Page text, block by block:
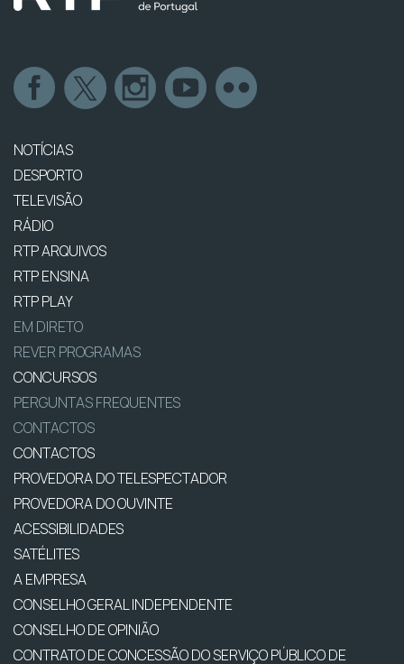
NOTÍCIAS
DESPORTO
TELEVISÃO
RÁDIO
RTP ARQUIVOS
RTP ENSINA
RTP PLAY
EM DIRETO
REVER PROGRAMAS
CONCURSOS
PERGUNTAS FREQUENTES
CONTACTOS
CONTACTOS
PROVEDORA DO TELESPECTADOR
PROVEDORA DO OUVINTE
ACESSIBILIDADES
SATÉLITES
A EMPRESA
CONSELHO GERAL INDEPENDENTE
CONSELHO DE OPINIÃO
CONTRATO DE CONCESSÃO DO SERVIÇO PÚBLICO DE